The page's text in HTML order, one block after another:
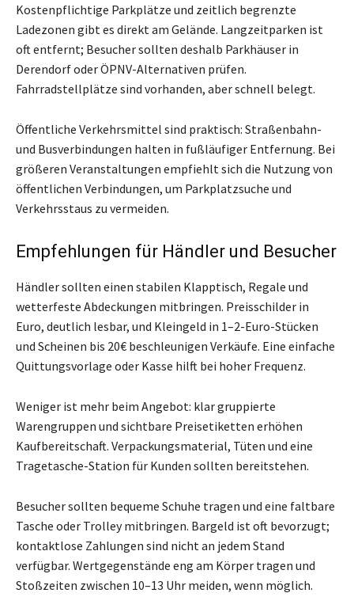
Kostenpflichtige Parkplätze und zeitlich begrenzte
Ladezonen gibt es direkt am Gelände. Langzeitparken ist
oft entfernt; Besucher sollten deshalb Parkhäuser in
Derendorf oder ÖPNV-Alternativen prüfen.
Fahrradstellplätze sind vorhanden, aber schnell belegt.
Öffentliche Verkehrsmittel sind praktisch: Straßenbahn-
und Busverbindungen halten in fußläufiger Entfernung. Bei
größeren Veranstaltungen empfiehlt sich die Nutzung von
öffentlichen Verbindungen, um Parkplatzsuche und
Verkehrsstaus zu vermeiden.
Empfehlungen für Händler und Besucher
Händler sollten einen stabilen Klapptisch, Regale und
wetterfeste Abdeckungen mitbringen. Preisschilder in
Euro, deutlich lesbar, und Kleingeld in 1–2-Euro-Stücken
und Scheinen bis 20€ beschleunigen Verkäufe. Eine einfache
Quittungsvorlage oder Kasse hilft bei hoher Frequenz.
Weniger ist mehr beim Angebot: klar gruppierte
Warengruppen und sichtbare Preisetiketten erhöhen
Kaufbereitschaft. Verpackungsmaterial, Tüten und eine
Tragetasche-Station für Kunden sollten bereitstehen.
Besucher sollten bequeme Schuhe tragen und eine faltbare
Tasche oder Trolley mitbringen. Bargeld ist oft bevorzugt;
kontaktlose Zahlungen sind nicht an jedem Stand
verfügbar. Wertgegenstände eng am Körper tragen und
Stoßzeiten zwischen 10–13 Uhr meiden, wenn möglich.